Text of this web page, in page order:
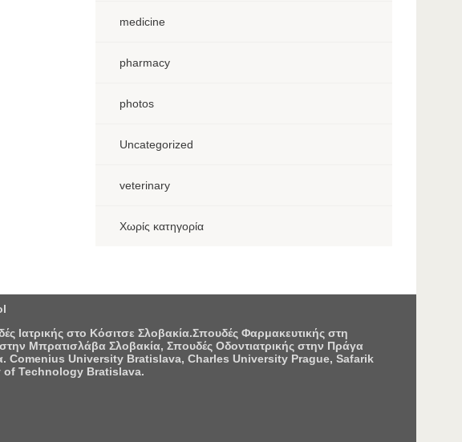
medicine
pharmacy
photos
Uncategorized
veterinary
Χωρίς κατηγορία
Ιατρικής στο Κόσιτσε Σλοβακία.Σπουδές Φαρμακευτικής στη
Μπρατισλάβα Σλοβακία, Σπουδές Οδοντιατρικής στην Πράγα
Comenius University Bratislava, Charles University Prague, Safarik
Technology Bratislava.